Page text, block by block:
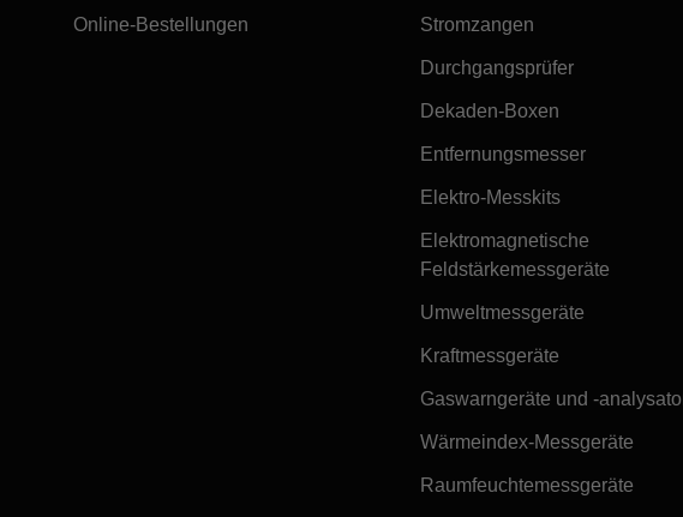
Online-Bestellungen Stromzangen
Durchgangsprüfer
Dekaden-Boxen
Entfernungsmesser
Elektro-Messkits
Elektromagnetische
Feldstärkemessgeräte
Umweltmessgeräte
Kraftmessgeräte
Gaswarngeräte und -
Wärmeindex-Messgeräte
Raumfeuchtemessgeräte